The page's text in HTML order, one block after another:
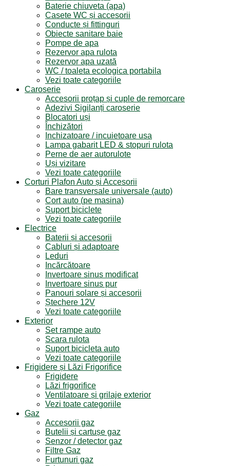
Baterie chiuveta (apa)
Casete WC și accesorii
Conducte și fittinguri
Obiecte sanitare baie
Pompe de apa
Rezervor apa rulota
Rezervor apa uzată
WC / toaleta ecologica portabila
Vezi toate categoriile
Caroserie
Accesorii proțap și cuple de remorcare
Adezivi Sigilanți caroserie
Blocatori uși
Închizători
Inchizatoare / incuietoare usa
Lampa gabarit LED & stopuri rulota
Perne de aer autorulote
Uși vizitare
Vezi toate categoriile
Corturi Plafon Auto și Accesorii
Bare transversale universale (auto)
Cort auto (pe masina)
Suport biciclete
Vezi toate categoriile
Electrice
Baterii și accesorii
Cabluri și adaptoare
Leduri
Incărcătoare
Invertoare sinus modificat
Invertoare sinus pur
Panouri solare și accesorii
Ștechere 12V
Vezi toate categoriile
Exterior
Set rampe auto
Scara rulota
Suport bicicleta auto
Vezi toate categoriile
Frigidere și Lăzi Frigorifice
Frigidere
Lăzi frigorifice
Ventilatoare și grilaje exterior
Vezi toate categoriile
Gaz
Accesorii gaz
Butelii și cartușe gaz
Senzor / detector gaz
Filtre Gaz
Furtunuri gaz